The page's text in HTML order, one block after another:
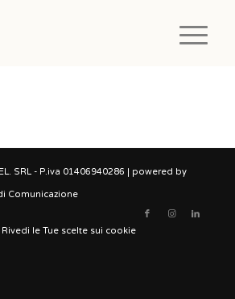
SRL - P.iva 01406940286 | powered by
Comunicazione
Rivedi le Tue scelte sui cookie